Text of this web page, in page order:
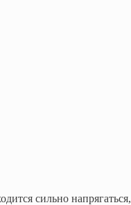
сильно напрягаться,